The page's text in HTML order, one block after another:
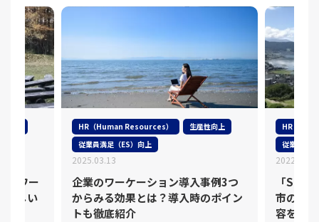
るワー
新しい
HR（Human Resources）
生産性向上
従業員満足（ES）向上
2025.03.13
企業のワーケーション導入事例3つ
からみる効果とは？導入時のポイン
トも徹底紹介
HR（
従業員満
2022.06.08
「
市の魅
容をレ